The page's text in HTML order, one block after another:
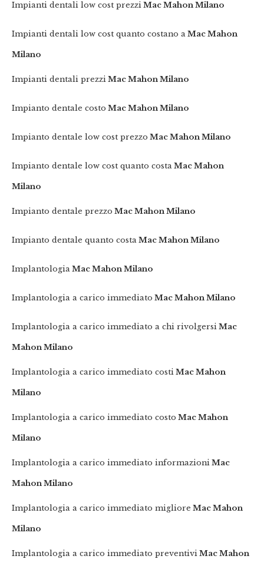
Impianti dentali low cost prezzi Mac Mahon Milano
Impianti dentali low cost quanto costano a Mac Mahon
Milano
Impianti dentali prezzi Mac Mahon Milano
Impianto dentale costo Mac Mahon Milano
Impianto dentale low cost prezzo Mac Mahon Milano
Impianto dentale low cost quanto costa Mac Mahon
Milano
Impianto dentale prezzo Mac Mahon Milano
Impianto dentale quanto costa Mac Mahon Milano
Implantologia Mac Mahon Milano
Implantologia a carico immediato Mac Mahon Milano
Implantologia a carico immediato a chi rivolgersi Mac
Mahon Milano
Implantologia a carico immediato costi Mac Mahon
Milano
Implantologia a carico immediato costo Mac Mahon
Milano
Implantologia a carico immediato informazioni Mac
Mahon Milano
Implantologia a carico immediato migliore Mac Mahon
Milano
Implantologia a carico immediato preventivi Mac Mahon